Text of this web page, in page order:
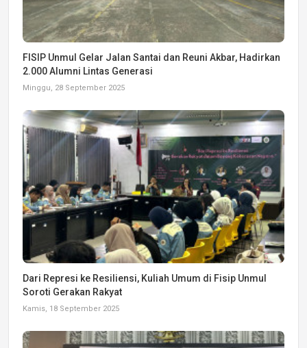
FISIP Unmul Gelar Jalan Santai dan Reuni Akbar, Hadirkan
2.000 Alumni Lintas Generasi
Minggu, 28 September 2025
Dari Represi ke Resiliensi, Kuliah Umum di Fisip Unmul
Soroti Gerakan Rakyat
Kamis, 18 September 2025